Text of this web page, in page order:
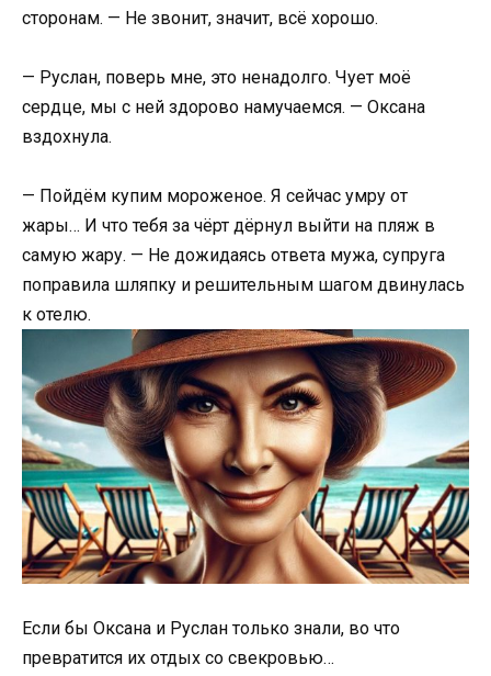
сторонам. — Не звонит, значит, всё хорошо.
— Руслан, поверь мне, это ненадолго. Чует моё
сердце, мы с ней здорово намучаемся. — Оксана
вздохнула.
— Пойдём купим мороженое. Я сейчас умру от
жары… И что тебя за чёрт дёрнул выйти на пляж в
самую жару. — Не дожидаясь ответа мужа, супруга
поправила шляпку и решительным шагом двинулась
к отелю.
Если бы Оксана и Руслан только знали, во что
превратится их отдых со свекровью…